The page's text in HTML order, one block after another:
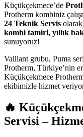
Küçükçekmece’de
Protherm kombiniz
24 Teknik Servis
kombi tamiri, yıllık
sunuyoruz!
Vaillant grubu, Puma
Protherm, Türkiye’nin
Küçükçekmece
ekibimizle hizmet
🔥
Servisi –